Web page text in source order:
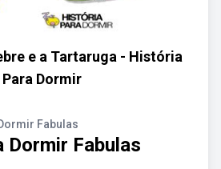
e a Tartaruga - História
Para Dormir
Fabulas
Dormir Fabulas